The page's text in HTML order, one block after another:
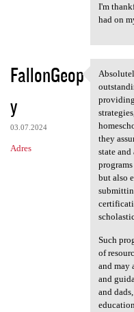
I'm
had on
FallonGeop
y
03.07.2024
Adres
they
state
but also
Such
of
and may
and
and